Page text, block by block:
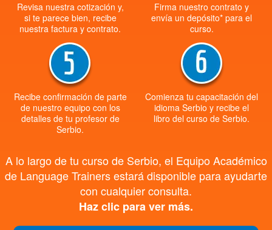
Revisa nuestra cotización y,
si te parece bien, recibe
nuestra factura y contrato.
Firma nuestro contrato y
envía un depósito* para el
curso.
Recibe confirmación de parte
de nuestro equipo con los
detalles de tu profesor de
Serbio.
Comienza tu capacitación del
idioma Serbio y recibe el
libro del curso de Serbio.
A lo largo de tu curso de Serbio, el Equipo Académico
de Language Trainers estará disponible para ayudarte
con cualquier consulta.
Haz clic para ver más.